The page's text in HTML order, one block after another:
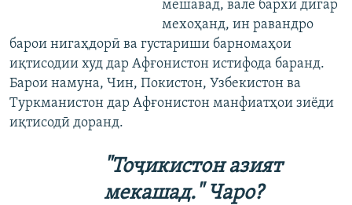
мешавад, вале бархи дигар
мехоҳанд, ин равандро
барои нигаҳдорӣ ва густариши барномаҳои
иқтисодии худ дар Афғонистон истифода баранд.
Барои намуна, Чин, Покистон, Узбекистон ва
Туркманистон дар Афғонистон манфиатҳои зиёди
иқтисодӣ доранд.
"Тоҷикистон азият
мекашад." Чаро?